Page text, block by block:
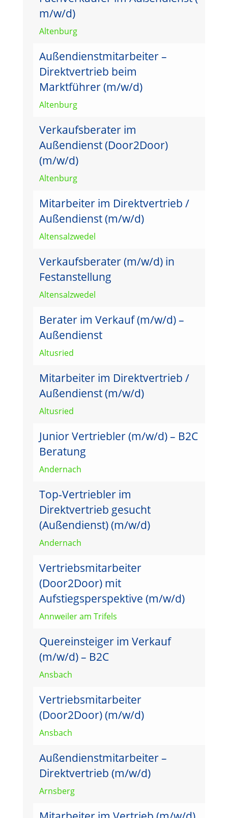
m/w/d)
Altenburg
Außendienstmitarbeiter –
Direktvertrieb beim
Marktführer (m/w/d)
Altenburg
Verkaufsberater im
Außendienst (Door2Door)
(m/w/d)
Altenburg
Mitarbeiter im Direktvertrieb /
Außendienst (m/w/d)
Altensalzwedel
Verkaufsberater (m/w/d) in
Festanstellung
Altensalzwedel
Berater im Verkauf (m/w/d) –
Außendienst
Altusried
Mitarbeiter im Direktvertrieb /
Außendienst (m/w/d)
Altusried
Junior Vertriebler (m/w/d) – B2C
Beratung
Andernach
Top-Vertriebler im
Direktvertrieb gesucht
(Außendienst) (m/w/d)
Andernach
Vertriebsmitarbeiter
(Door2Door) mit
Aufstiegsperspektive (m/w/d)
Annweiler am Trifels
Quereinsteiger im Verkauf
(m/w/d) – B2C
Ansbach
Vertriebsmitarbeiter
(Door2Door) (m/w/d)
Ansbach
Außendienstmitarbeiter –
Direktvertrieb (m/w/d)
Arnsberg